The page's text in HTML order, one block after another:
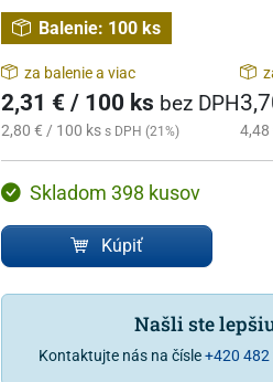
Balenie: 100 ks
za balenie a viac
2,31 € / 100 ks bez DPH
2,80 € / 100 ks s DPH (21%) 4,48
Skladom 398 kusov
Kúpiť
Našli ste
Kontaktujte nás na čísle+420 482